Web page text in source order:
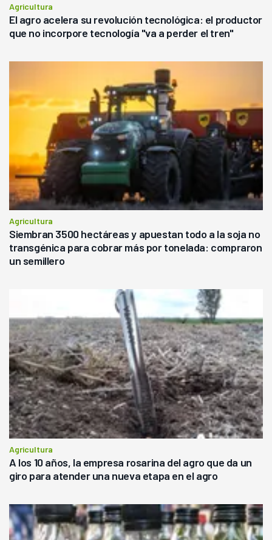
Agricultura
El agro acelera su revolución tecnológica: el productor
que no incorpore tecnología "va a perder el tren"
Agricultura
Siembran 3500 hectáreas y apuestan todo a la soja no
transgénica para cobrar más por tonelada: compraron
un semillero
Agricultura
A los 10 años, la empresa rosarina del agro que da un
giro para atender una nueva etapa en el agro